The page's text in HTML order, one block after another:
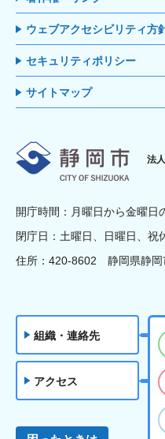
ウェブアクセシビリティ方
セキュリティポリシー
サイトマップ
静
法
開庁時間：月曜日から金曜
閉庁日：土曜日、日曜日、祝
住所：420-8602 静岡県静岡
組織・連絡先
アクセス